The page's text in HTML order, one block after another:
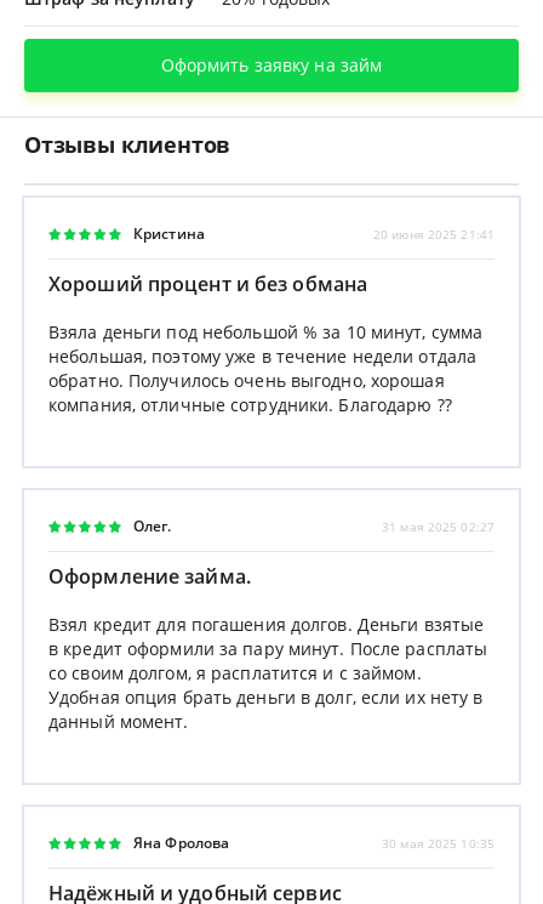
Оформить заявку на займ
Отзывы клиентов
Кристина 20 июня 2025 21:41
Хороший процент и без обмана
Взяла деньги под небольшой % за 10 минут, сумма
небольшая, поэтому уже в течение недели отдала
обратно. Получилось очень выгодно, хорошая
компания, отличные сотрудники. Благодарю ??
Олег. 31 мая 2025 02:27
Оформление займа.
Взял кредит для погашения долгов. Деньги взятые
в кредит оформили за пару минут. После расплаты
со своим долгом, я расплатится и с займом.
Удобная опция брать деньги в долг, если их нету в
данный момент.
Яна Фролова 30 мая 2025 10:35
Надёжный и удобный сервис